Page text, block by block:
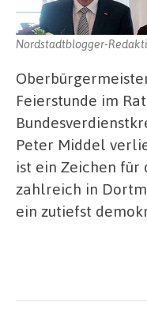
Nordstadtblogger-
Feierstunde im
Peter Middel
ist ein Zeichen für
zahlreich in
ein zutiefst